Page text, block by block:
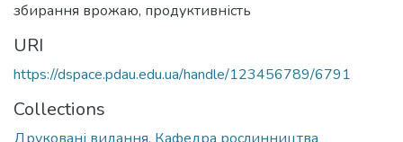
збирання врожаю, продуктивність
URI
https://dspace.pdau.edu.ua/handle/123456789/6791
Collections